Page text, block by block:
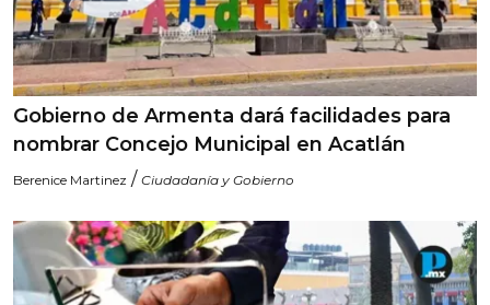
Gobierno de Armenta dará facilidades para
nombrar Concejo Municipal en Acatlán
Berenice Martinez / Ciudadanía y Gobierno